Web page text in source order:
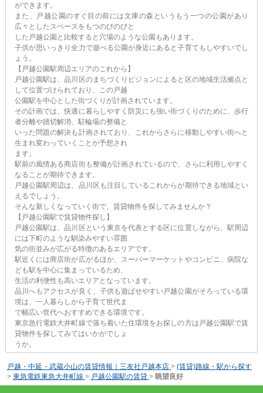
ができます。
また、戸越公園のすぐ目の前には文庫の森というもう一つの公園があり
広々としたスペースをもつのびのびと
した戸越公園と比較すると穴場のような公園もあります。
子供が思いっきり全力で遊べる公園が身近にあると子育てもしやすいでし
ょう。
【戸越公園駅周辺エリアのこれから】
戸越公園駅は、品川区のまちづくりビジョンによると区の地域生活拠点と
して位置づけられており、この戸越
公園駅を中心とした街づくりが計画されています。
その計画では、快適に暮らしやすく防災にも強い街づくりのために、歩行
者分離や踏切解消、駐輪場の整備と
いった問題の解決も計画されており、これからさらに移動しやすい街へと
生まれ変わっていくことが予想され
ます。
駅前の風情ある商店街も整備が計画されているので、さらに利用しやすく
なることが期待できます。
戸越公園駅周辺は、品川区も注目しているこれからが期待できる地域とい
えるでしょう。
そんな新しくなっていく街で、賃貸物件を探してみませんか？
【戸越公園駅で賃貸物件探し】
戸越公園駅は、品川区という東京を代表とする区に位置しながら、駅周辺
には下町のような馴染みやすい雰囲
気の街並みが広がる特徴のあるエリアです。
駅近くには商店街が広がるほか、スーパーマーケットやコンビニ、病院な
ども駅を中心に集まっているため、
生活の利便性も高いエリアとなっています。
品川へもアクセスが良く、子供も遊ばせやすい戸越公園がそろっている環
境は、一人暮らしから子育て世代ま
で幅広い世代へおすすめできる環境です。
東京急行電鉄大井町線で落ち着いた住環境をお探しの方は戸越公園駅で賃
貸物件を探してみてはいかがでしょ
うか。
戸越・中延・武蔵小山の賃貸情報｜三友社戸越本店 > (賃貸)路線・駅から探す
> 東急電鉄東急大井町線 > 戸越公園駅の賃貸 > 眺望良好